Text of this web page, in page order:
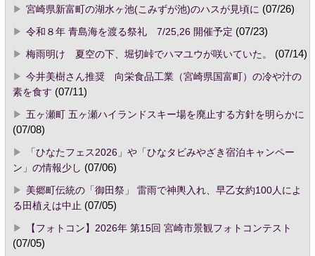
宮崎県新富町の湖水ヶ池(こみずが池)のハスが見頃に (07/26)
令和８年 青島海を渡る祭礼 7/25,26 開催予定 (07/23)
梅雨明け 夏空の下、堀切峠でハマユウが咲いていた。
(07/14)
今井美樹さん推奨 向栄食品工業（宮崎県国富町）の冷や汁の
素を食す (07/11)
五ヶ瀬町 五ヶ瀬ハイランドスキー場を廃止する方針を明らかに
(07/08)
「ひなたフェス2026」や「ひなタビみやざき宿泊キャンペー
ン」の情報少し (07/06)
美郷町伝統の「御田祭」 雷雨で神輿入れ、早乙女約100人によ
る田植えは中止 (07/05)
【フォトコン】2026年 第15回 宮崎市景観フォトコンテスト
(07/05)